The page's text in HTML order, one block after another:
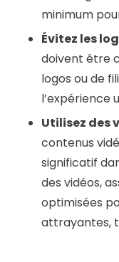
minimum
Évitez les
doivent être
logos ou de
l’expérience
Utilisez des
contenus
significatif
des vidéos,
optimisées
attrayantes,